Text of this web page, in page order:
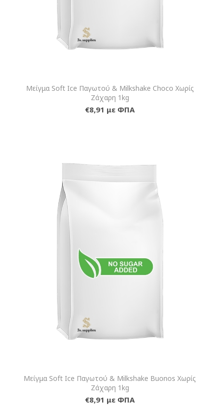
Μείγμα Soft Ice Παγωτού & Milkshake Choco Χωρίς
Ζάχαρη 1kg
€8,91 με ΦΠΑ
Μείγμα Soft Ice Παγωτού & Milkshake Buonos Χωρίς
Ζάχαρη 1kg
€8,91 με ΦΠΑ